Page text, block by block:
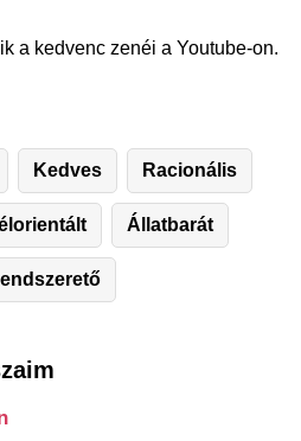
a kedvenc zenéi a Youtube-on.
Kedves Racionális
Állatbarát